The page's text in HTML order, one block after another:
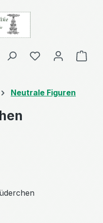
Neutrale Figuren